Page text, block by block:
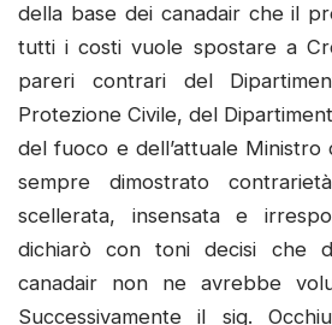
della base dei canadair che il
tutti i costi vuole spostare a
pareri contrari del
Protezione Civile, del
del fuoco e dell’attuale
sempre dimostrato
scellerata, insensata e
dichiarò con toni decisi che
canadair non ne avrebbe
Successivamente il sig.